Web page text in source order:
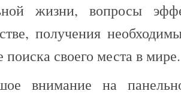
жизни, вопросы
получения
поиска своего места в мире.
внимание на